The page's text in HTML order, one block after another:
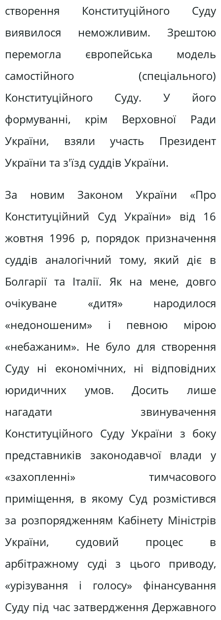
створення Конституційного Суду
виявилося неможливим. Зрештою
перемогла європейська модель
самостійного (спеціального)
Конституційного Суду. У його
формуванні, крім Верховної Ради
України, взяли участь Президент
України та з'їзд суддів України.
За новим Законом України «Про
Конституційний Суд України» від 16
жовтня 1996 р, порядок призначення
суддів аналогічний тому, який діє в
Болгарії та Італії. Як на мене, довго
очікуване «дитя» народилося
«недоношеним» і певною мірою
«небажаним». Не було для створення
Суду ні економічних, ні відповідних
юридичних умов. Досить лише
нагадати звинувачення
Конституційного Суду України з боку
представників законодавчої влади у
«захопленні» тимчасового
приміщення, в якому Суд розмістився
за розпорядженням Кабінету Міністрів
України, судовий процес в
арбітражному суді з цього приводу,
«урізування і голосу» фінансування
Суду під час затвердження Державного